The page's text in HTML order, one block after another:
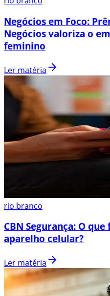
Negócios em Foco:
Negócios valoriza o
feminino
Ler matéria
rio branco
CBN Segurança: O
aparelho celular?
Ler matéria